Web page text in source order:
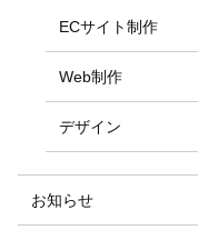
ECサイト制作
Web制作
デザイン
お知らせ